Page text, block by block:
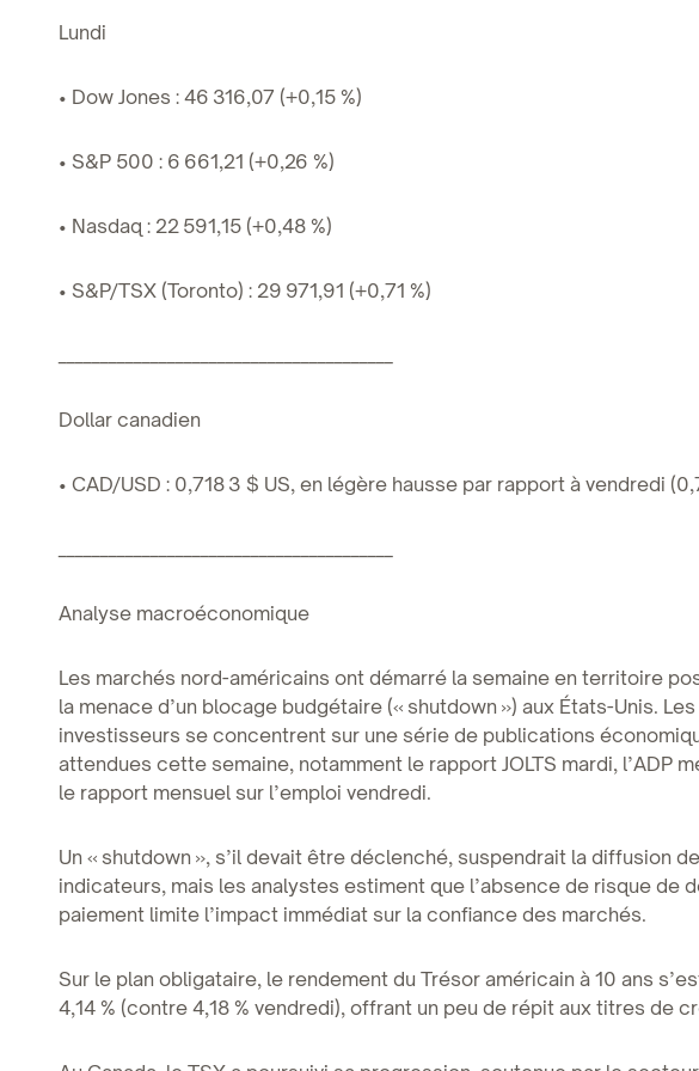
Lundi
• Dow Jones : 46 316,07 (+0,15 %)
• S&P 500 : 6 661,21 (+0,26 %)
• Nasdaq : 22 591,15 (+0,48 %)
• S&P/TSX (Toronto) : 29 971,91 (+0,71 %)
Dollar canadien
• CAD/USD : 0,718 3 $ US, en légère hausse par rapport à vendredi
Analyse macroéconomique
Les marchés nord-américains ont démarré la semaine en territoire
la menace d’un blocage budgétaire (« shutdown ») aux États-Unis. Les
investisseurs se concentrent sur une série de publications
attendues cette semaine, notamment le rapport JOLTS mardi, l’ADP
le rapport mensuel sur l’emploi vendredi.
Un « shutdown », s’il devait être déclenché, suspendrait la diffusion
indicateurs, mais les analystes estiment que l’absence de risque de
paiement limite l’impact immédiat sur la confiance des marchés.
Sur le plan obligataire, le rendement du Trésor américain à 10 ans
4,14 % (contre 4,18 % vendredi), offrant un peu de répit aux titres de